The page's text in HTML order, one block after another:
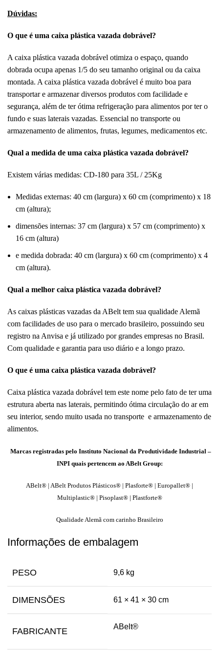
Dúvidas:
O que é uma caixa plástica vazada dobrável?
A caixa plástica vazada dobrável otimiza o espaço, quando
dobrada ocupa apenas 1/5 do seu tamanho original ou da caixa
montada. A caixa plástica vazada dobrável é muito boa para
transportar e armazenar diversos produtos com facilidade e
segurança, além de ter ótima refrigeração para alimentos por ter o
fundo e suas laterais vazadas. Essencial no transporte ou
armazenamento de alimentos, frutas, legumes, medicamentos etc.
Qual a medida de uma caixa plástica vazada dobrável?
Existem várias medidas: CD-180 para 35L / 25Kg
Medidas externas: 40 cm (largura) x 60 cm (comprimento) x 18
cm (altura);
dimensões internas: 37 cm (largura) x 57 cm (comprimento) x
16 cm (altura)
e medida dobrada: 40 cm (largura) x 60 cm (comprimento) x 4
cm (altura).
Qual a melhor caixa plástica vazada dobrável?
As caixas plásticas vazadas da ABelt tem sua qualidade Alemã
com facilidades de uso para o mercado brasileiro, possuindo seu
registro na Anvisa e já utilizado por grandes empresas no Brasil.
Com qualidade e garantia para uso diário e a longo prazo.
O que é uma caixa plástica vazada dobrável?
Caixa plástica vazada dobrável tem este nome pelo fato de ter uma
estrutura aberta nas laterais, permitindo ótima circulação do ar em
seu interior, sendo muito usada no transporte e armazenamento de
alimentos.
Marcas registradas pelo Instituto Nacional da Produtividade Industrial –
INPI quais pertencem ao ABelt Group:
ABelt® | ABelt Produtos Plásticos® | Plasforte® | Europallet® |
Multiplastic® | Pisoplast® | Plastforte®
Qualidade Alemã com carinho Brasileiro
Informações de embalagem
PESO 9,6 kg
DIMENSÕES 61 × 41 × 30 cm
FABRICANTE ABelt®